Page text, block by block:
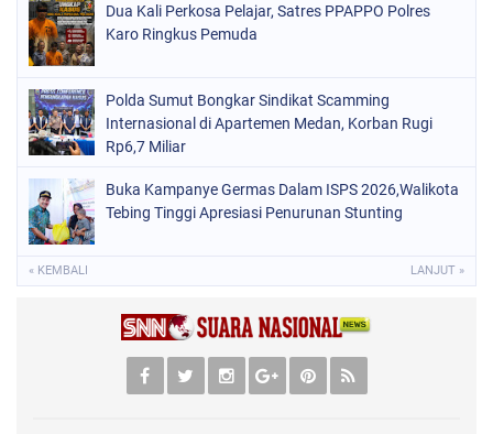
Dua Kali Perkosa Pelajar, Satres PPAPPO Polres
Karo Ringkus Pemuda
Polda Sumut Bongkar Sindikat Scamming
Internasional di Apartemen Medan, Korban Rugi
Rp6,7 Miliar
Buka Kampanye Germas Dalam ISPS 2026,Walikota
Tebing Tinggi Apresiasi Penurunan Stunting
« KEMBALI LANJUT »